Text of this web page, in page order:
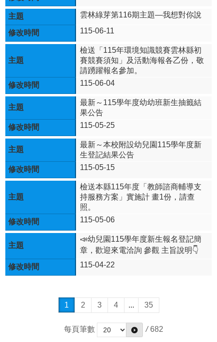
網
站
資
料
放
告
隱
私
權
宣
告
訊
安
政
雲林綠芽第116期主題—我想對你說
115-06-11
檢送「115年環境知識競賽雲林縣初
賽競賽須知」及活動海報各乙份，敬
請踴躍報名參加。
115-06-04
最新～115學年度幼幼班新生抽籤結
果公告
115-05-25
最新～本校附設幼兒園115學年度新
生登記結果公告
115-05-15
檢送本縣115年度「教師諮商輔導支
持服務方案」實施計 畫1份，請查
照。
115-05-06
📣幼兒園115學年度新生報名登記簡
章，歡迎來電洽詢 參觀 主旨說明👇
115-04-22
1 2 3 4 ... 35
每頁筆數 / 682